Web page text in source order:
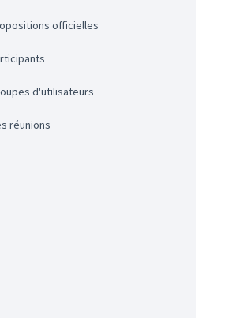
officielles
d'utilisateurs
réunions